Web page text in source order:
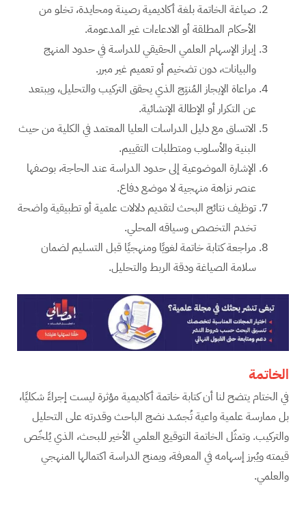
صياغة الخاتمة بلغة أكاديمية رصينة ومحايدة، تخلو من
الأحكام المطلقة أو الادعاءات غير المدعومة.
إبراز الإسهام العلمي الحقيقي للدراسة في حدود المنهج
والبيانات، دون تضخيم أو تعميم غير مبرر.
مراعاة الإيجاز المُنتِج الذي يحقق التركيب والتحليل، ويبتعد
عن التكرار أو الإطالة الإنشائية.
الاتساق مع دليل الدراسات العليا المعتمد في الكلية من حيث
البنية والأسلوب ومتطلبات التقييم.
الإشارة الموضوعية إلى حدود الدراسة عند الحاجة، بوصفها
عنصر نزاهة منهجية لا موضع دفاع.
توظيف نتائج البحث لتقديم دلالات علمية أو تطبيقية واضحة
تخدم التخصص وسياقه المحلي.
مراجعة كتابة خاتمة لغويًا ومنهجيًا قبل التسليم لضمان
سلامة الصياغة ودقة الربط والتحليل.
الخاتمة
في الختام يتضح لنا أن كتابة خاتمة أكاديمية مؤثرة ليست إجراءً شكليًا،
بل ممارسة علمية واعية تُجسّد نضج الباحث وقدرته على التحليل
والتركيب. وتمثّل الخاتمة التوقيع العلمي الأخير للبحث، الذي يُلخّص
قيمته ويُبرز إسهامه في المعرفة، ويمنح الدراسة اكتمالها المنهجي
والعلمي.